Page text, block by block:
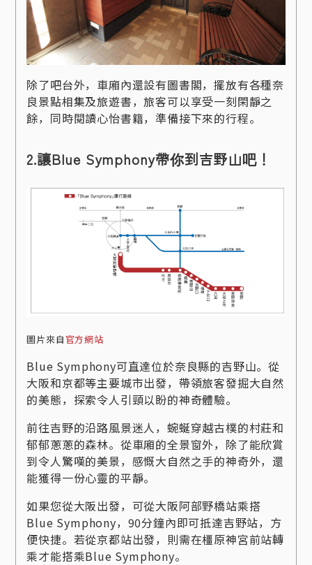
除了吧台外，車廂內還設有圖書閣，擺放有各種奈
良景點相集及旅遊書，旅客可以享受一刻閑靜之
餘，同時閱讀心怡書籍，準備接下來的行程。
2.讓Blue Symphony帶你到吉野山吧！
圖片來自 官方網站
Blue Symphony可直達位於奈良縣的吉野山。從
大阪和京都等主要城市出發，帶領旅客發掘大自然
的美態，探索令人引頸以盼的神奇體驗。
前往吉野的沿路風景迷人，蜿蜒穿越古樸的村莊和
郁郁蔥蔥的森林。從車廂的全景窗外，除了能欣賞
到令人驚嘆的美景，感慨大自然之手的神奇外，還
能獲得一份心靈的平靜。
如果您從大阪出發，可從大阪阿部野橋站乘搭
Blue Symphony，90分鐘內即可抵達吉野站，方
便快捷。若從京都站出發，則需在橿原神宮前站轉
乘才能搭乘Blue Symphony。